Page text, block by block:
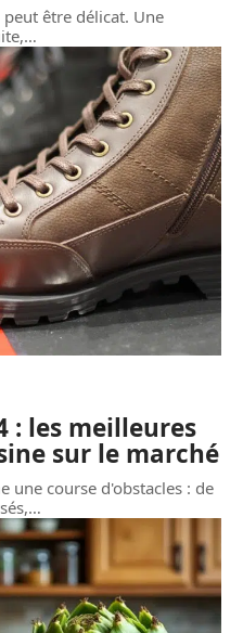
être délicat. Une
…
: les meilleures
sur le marché
une course d'obstacles : de
…